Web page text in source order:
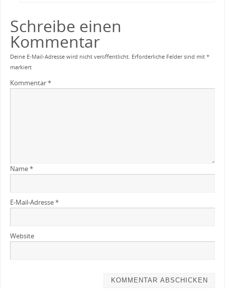
Schreibe einen
Kommentar
Deine E-Mail-Adresse wird nicht veröffentlicht. Erforderliche Felder sind mit *
markiert
Kommentar*
Name*
E-Mail-Adresse*
Website